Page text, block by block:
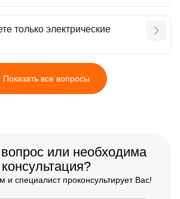
только электрические
Показать все вопросы
или необходима
консультация?
и специалист проконсультирует Вас!